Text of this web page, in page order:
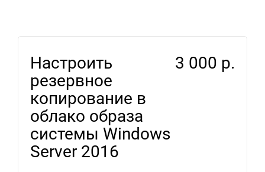
Настроить
резервное
копирование в
облако образа
системы Windows
Server 2016
3 000 р.